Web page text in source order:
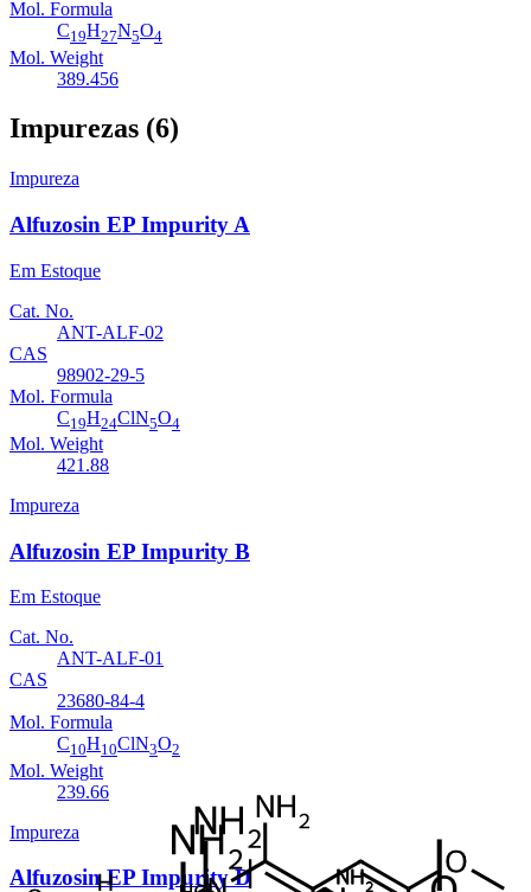
Mol. Formula
C19H27N5O4
Mol. Weight
389.456
Impurezas (6)
Impureza
Alfuzosin EP Impurity A
Em Estoque
Cat. No.
ANT-ALF-02
CAS
98902-29-5
Mol. Formula
C19H24ClN5O4
Mol. Weight
421.88
Impureza
Alfuzosin EP Impurity B
Em Estoque
Cat. No.
ANT-ALF-01
CAS
23680-84-4
Mol. Formula
C10H10ClN3O2
Mol. Weight
239.66
Impureza
Alfuzosin EP Impurity D